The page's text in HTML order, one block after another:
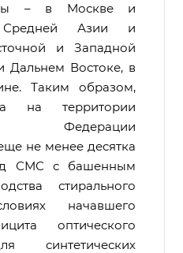
– в Москве и
Азии и
и Западной
Дальнем Востоке, в
Таким образом,
на территории
Федерации
не менее десятка
СМС с башенным
стирального
начавшего
оптического
синтетических